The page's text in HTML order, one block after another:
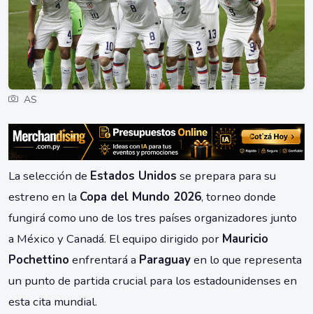
AS
La selección de Estados Unidos se prepara para su
estreno en la Copa del Mundo 2026, torneo donde
fungirá como uno de los tres países organizadores junto
a México y Canadá. El equipo dirigido por Mauricio
Pochettino enfrentará a Paraguayen lo que representa
un punto de partida crucial para los estadounidenses en
esta cita mundial.